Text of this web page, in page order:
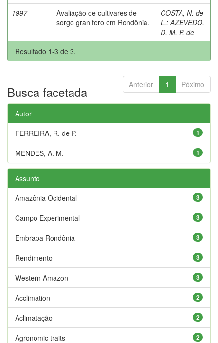
1997
Avaliação de cultivares de
sorgo granífero em Rondônia.
COSTA, N. de
L.; AZEVEDO,
D. M. P. de
Resultado 1-3 de 3.
Anterior 1 Póximo
Busca facetada
Autor
1
FERREIRA, R. de P.
1
MENDES, A. M.
Assunto
3
Amazônia Ocidental
3
Campo Experimental
3
Embrapa Rondônia
3
Rendimento
3
Western Amazon
2
Acclimation
2
Aclimatação
2
Agronomic traits